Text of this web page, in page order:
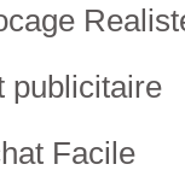
publicitaire
Facile